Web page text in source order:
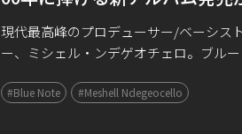
現代最高峰のプロデューサー/ベーシス
ー、ミシェル・ンデゲオチェロ。ブル
ラミー賞を受賞、2024年2月の来 […]
#Blue Note #Meshell Ndegeocello